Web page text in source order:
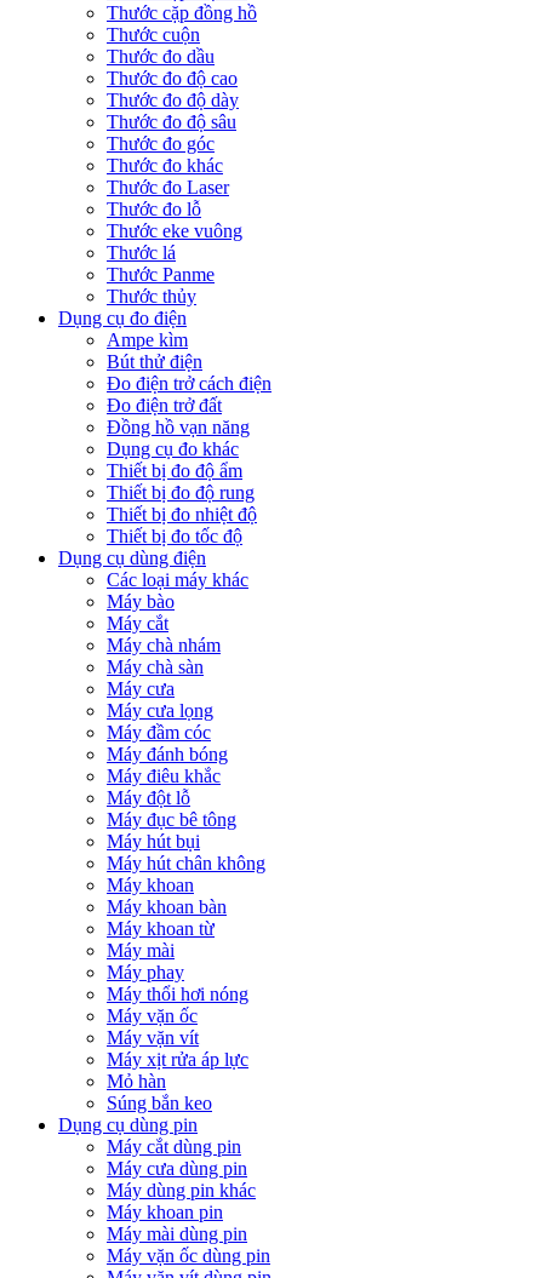
Thước cặp đồng hồ
Thước cuộn
Thước đo dầu
Thước đo độ cao
Thước đo độ dày
Thước đo độ sâu
Thước đo góc
Thước đo khác
Thước đo Laser
Thước đo lỗ
Thước eke vuông
Thước lá
Thước Panme
Thước thủy
Dụng cụ đo điện
Ampe kìm
Bút thử điện
Đo điện trở cách điện
Đo điện trở đất
Đồng hồ vạn năng
Dụng cụ đo khác
Thiết bị đo độ ẩm
Thiết bị đo độ rung
Thiết bị đo nhiệt độ
Thiết bị đo tốc độ
Dụng cụ dùng điện
Các loại máy khác
Máy bào
Máy cắt
Máy chà nhám
Máy chà sàn
Máy cưa
Máy cưa lọng
Máy đầm cóc
Máy đánh bóng
Máy điêu khắc
Máy đột lỗ
Máy đục bê tông
Máy hút bụi
Máy hút chân không
Máy khoan
Máy khoan bàn
Máy khoan từ
Máy mài
Máy phay
Máy thổi hơi nóng
Máy vặn ốc
Máy vặn vít
Máy xịt rửa áp lực
Mỏ hàn
Súng bắn keo
Dụng cụ dùng pin
Máy cắt dùng pin
Máy cưa dùng pin
Máy dùng pin khác
Máy khoan pin
Máy mài dùng pin
Máy vặn ốc dùng pin